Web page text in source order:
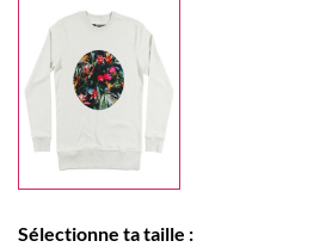
Sélectionne ta taille :